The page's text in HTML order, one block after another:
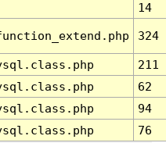
14
324
211
62
94
76